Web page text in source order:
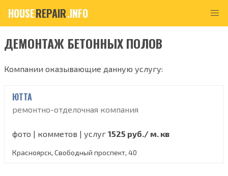
HOUSEREPAIR.INFO
ДЕМОНТАЖ БЕТОННЫХ ПОЛОВ
Компании оказывающие данную услугу:
ЮТТА
ремонтно-отделочная компания
фото | комметов | услуг 1525 руб./ м. кв
Красноярск, Свободный проспект, 40